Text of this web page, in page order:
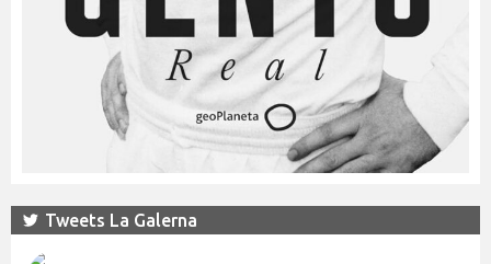
Tweets La Galerna